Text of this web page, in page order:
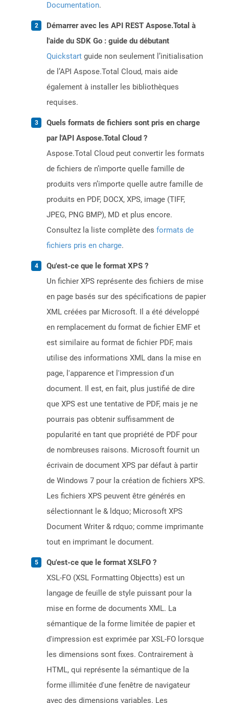
Documentation.
Démarrer avec les API REST Aspose.Total à
l'aide du SDK Go : guide du débutant
Quickstart guide non seulement l’initialisation
de l’API Aspose.Total Cloud, mais aide
également à installer les bibliothèques
requises.
Quels formats de fichiers sont pris en charge
par l'API Aspose.Total Cloud ?
Aspose.Total Cloud peut convertir les formats
de fichiers de n’importe quelle famille de
produits vers n’importe quelle autre famille de
produits en PDF, DOCX, XPS, image (TIFF,
JPEG, PNG BMP), MD et plus encore.
Consultez la liste complète des formats de
fichiers pris en charge.
Qu'est-ce que le format XPS ?
Un fichier XPS représente des fichiers de mise
en page basés sur des spécifications de papier
XML créées par Microsoft. Il a été développé
en remplacement du format de fichier EMF et
est similaire au format de fichier PDF, mais
utilise des informations XML dans la mise en
page, l'apparence et l'impression d'un
document. Il est, en fait, plus justifié de dire
que XPS est une tentative de PDF, mais je ne
pourrais pas obtenir suffisamment de
popularité en tant que propriété de PDF pour
de nombreuses raisons. Microsoft fournit un
écrivain de document XPS par défaut à partir
de Windows 7 pour la création de fichiers XPS.
Les fichiers XPS peuvent être générés en
sélectionnant le & ldquo; Microsoft XPS
Document Writer & rdquo; comme imprimante
tout en imprimant le document.
Qu'est-ce que le format XSLFO ?
XSL-FO (XSL Formatting Objectts) est un
langage de feuille de style puissant pour la
mise en forme de documents XML. La
sémantique de la forme limitée de papier et
d'impression est exprimée par XSL-FO lorsque
les dimensions sont fixes. Contrairement à
HTML, qui représente la sémantique de la
forme illimitée d'une fenêtre de navigateur
avec des dimensions variables. Les